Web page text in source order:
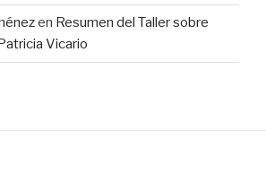
en Resumen del Taller sobre
Vicario